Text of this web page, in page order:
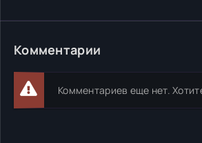
Комментарии
Комментариев еще нет.